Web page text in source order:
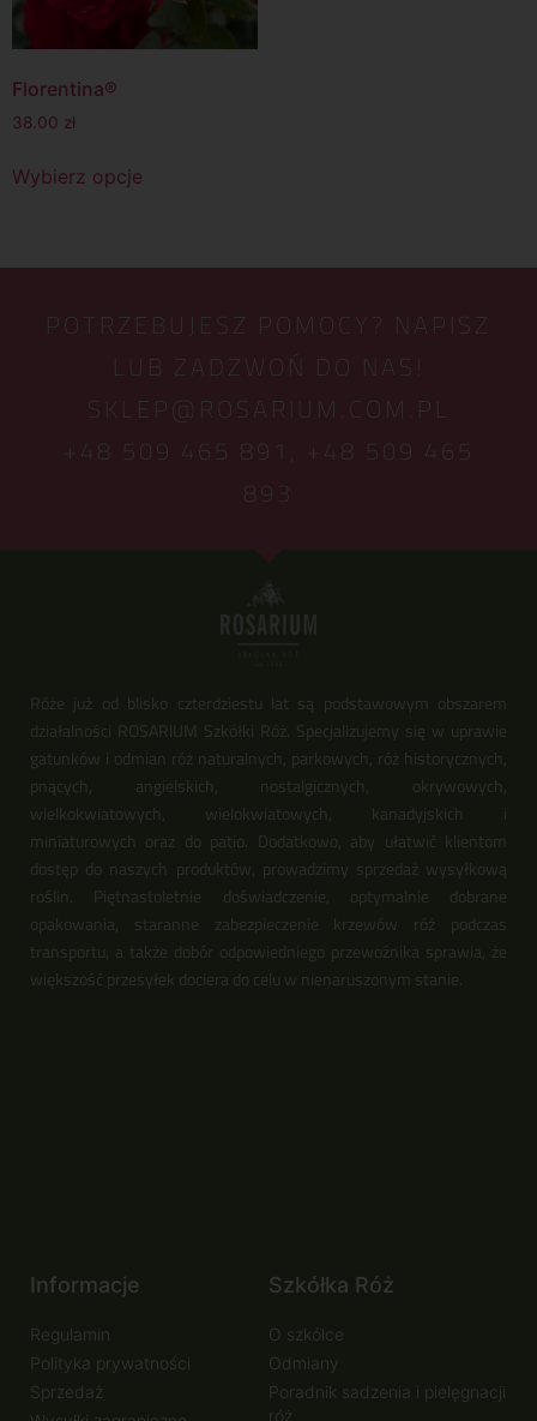
Florentina®
38.00 zł
Wybierz opcje
POTRZEBUJESZ POMOCY? NAPISZ
LUB ZADZWOŃ DO NAS!
SKLEP@ROSARIUM.COM.PL
+48 509 465 891,
+48 509 465
893
Róże już od blisko czterdziestu lat są podstawowym obszarem
działalności ROSARIUM Szkółki Róż. Specjalizujemy się w uprawie
gatunków i odmian róż naturalnych, parkowych, róż historycznych,
pnących, angielskich, nostalgicznych, okrywowych,
wielkokwiatowych, wielokwiatowych, kanadyjskich i
miniaturowych oraz do patio. Dodatkowo, aby ułatwić klientom
dostęp do naszych produktów, prowadzimy sprzedaż wysyłkową
roślin. Piętnastoletnie doświadczenie, optymalnie dobrane
opakowania, staranne zabezpieczenie krzewów róż podczas
transportu, a także dobór odpowiedniego przewoźnika sprawia, że
większość przesyłek dociera do celu w nienaruszonym stanie.
Informacje
Regulamin
Polityka prywatności
Sprzedaż
Szkółka Róż
O szkółce
Odmiany
Poradnik sadzenia i pielęgnacji
róż